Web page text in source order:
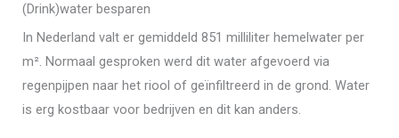
(Drink)water besparen
In Nederland valt er gemiddeld 851 milliliter hemelwater per
m². Normaal gesproken werd dit water afgevoerd via
regenpijpen naar het riool of geïnfiltreerd in de grond. Water
is erg kostbaar voor bedrijven en dit kan anders.